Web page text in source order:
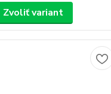
Zvoliť variant